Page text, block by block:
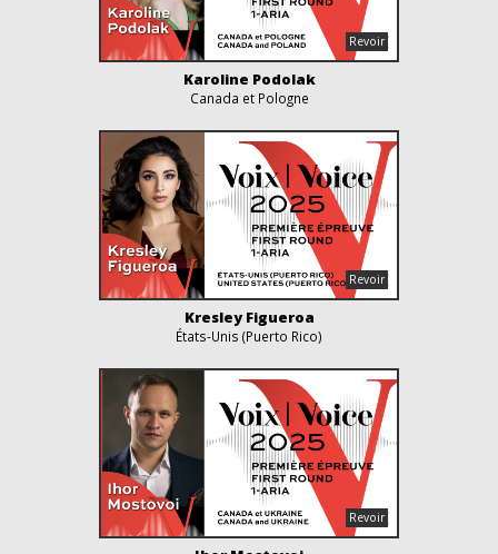
Karoline Podolak
Canada et Pologne
Kresley Figueroa
États-Unis (Puerto Rico)